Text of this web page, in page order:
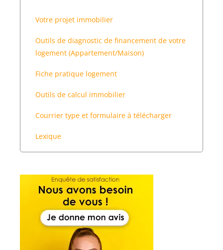
Votre projet immobilier
Outils de diagnostic de financement de votre
logement (Appartement/Maison)
Fiche pratique logement
Outils de calcul immobilier
Courrier type et formulaire à télécharger
Lexique